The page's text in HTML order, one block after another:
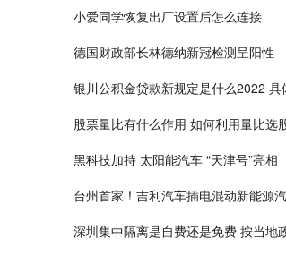
小爱同学恢复出厂设置后怎么连接
德国财政部长林德纳新冠检测呈阳性
银川公积金贷款新规定是什么2022 具
股票量比有什么作用 如何利用量比选
黑科技加持 太阳能汽车 “天津号”亮相
台州首家！吉利汽车插电混动新能源
深圳集中隔离是自费还是免费 按当地